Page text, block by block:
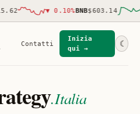
▼ 0.10%BNB$603.14
Contatti
Inizia
qui →
☾
.Italia